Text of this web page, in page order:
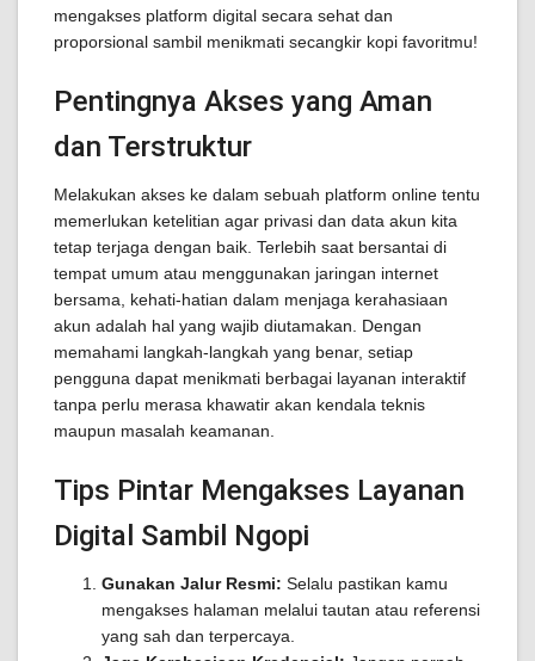
mengakses platform digital secara sehat dan
proporsional sambil menikmati secangkir kopi favoritmu!
Pentingnya Akses yang Aman
dan Terstruktur
Melakukan akses ke dalam sebuah platform online tentu
memerlukan ketelitian agar privasi dan data akun kita
tetap terjaga dengan baik. Terlebih saat bersantai di
tempat umum atau menggunakan jaringan internet
bersama, kehati-hatian dalam menjaga kerahasiaan
akun adalah hal yang wajib diutamakan. Dengan
memahami langkah-langkah yang benar, setiap
pengguna dapat menikmati berbagai layanan interaktif
tanpa perlu merasa khawatir akan kendala teknis
maupun masalah keamanan.
Tips Pintar Mengakses Layanan
Digital Sambil Ngopi
Gunakan Jalur Resmi: Selalu pastikan kamu
mengakses halaman melalui tautan atau referensi
yang sah dan terpercaya.